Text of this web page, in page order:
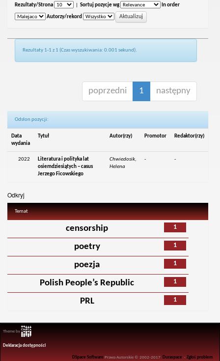
Rezultaty/Strona Sortuj pozycje wg In order
Autorzy/rekord
Rezultaty 1-1 z 1 (Czas wyszukiwania: 0.001 sekund).
poprzedni 1 następny
Odsłon pozycji:
Data
wydania
Tytuł Autor(rzy) Promotor Redaktor(rzy)
2022
Literatura i polityka lat
osiemdziesiątych – casus
Jerzego Ficowskiego
Chwiedosik,
Helena
- -
Odkryj
Temat
1
censorship
1
poetry
1
poezja
1
Polish People’s Republic
1
PRL
Theme by
Deklaracja dostępności
DSpace Software Prawa Autorskie © 2002-2017 Duraspace -Zgłoś problem